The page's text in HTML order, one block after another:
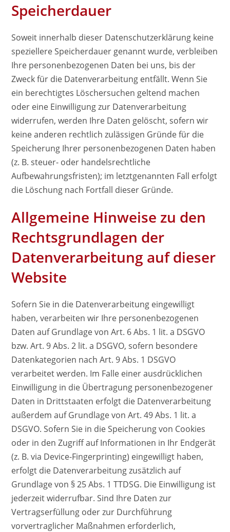
Speicherdauer
Soweit innerhalb dieser Datenschutzerklärung keine
speziellere Speicherdauer genannt wurde, verbleiben
Ihre personenbezogenen Daten bei uns, bis der
Zweck für die Datenverarbeitung entfällt. Wenn Sie
ein berechtigtes Löschersuchen geltend machen
oder eine Einwilligung zur Datenverarbeitung
widerrufen, werden Ihre Daten gelöscht, sofern wir
keine anderen rechtlich zulässigen Gründe für die
Speicherung Ihrer personenbezogenen Daten haben
(z. B. steuer- oder handelsrechtliche
Aufbewahrungsfristen); im letztgenannten Fall erfolgt
die Löschung nach Fortfall dieser Gründe.
Allgemeine Hinweise zu den
Rechtsgrundlagen der
Datenverarbeitung auf dieser
Website
Sofern Sie in die Datenverarbeitung eingewilligt
haben, verarbeiten wir Ihre personenbezogenen
Daten auf Grundlage von Art. 6 Abs. 1 lit. a DSGVO
bzw. Art. 9 Abs. 2 lit. a DSGVO, sofern besondere
Datenkategorien nach Art. 9 Abs. 1 DSGVO
verarbeitet werden. Im Falle einer ausdrücklichen
Einwilligung in die Übertragung personenbezogener
Daten in Drittstaaten erfolgt die Datenverarbeitung
außerdem auf Grundlage von Art. 49 Abs. 1 lit. a
DSGVO. Sofern Sie in die Speicherung von Cookies
oder in den Zugriff auf Informationen in Ihr Endgerät
(z. B. via Device-Fingerprinting) eingewilligt haben,
erfolgt die Datenverarbeitung zusätzlich auf
Grundlage von § 25 Abs. 1 TTDSG. Die Einwilligung ist
jederzeit widerrufbar. Sind Ihre Daten zur
Vertragserfüllung oder zur Durchführung
vorvertraglicher Maßnahmen erforderlich,